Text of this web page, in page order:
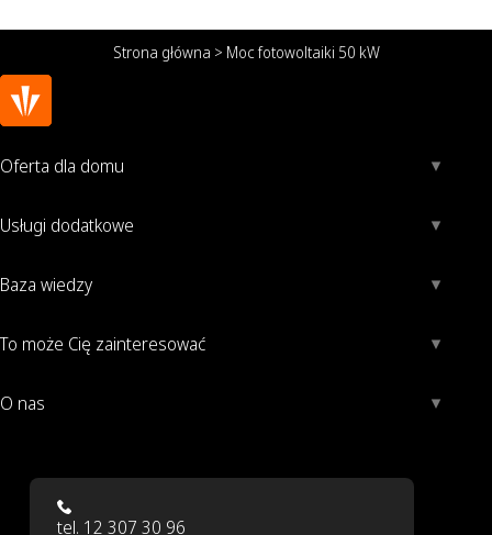
Strona główna > Moc fotowoltaiki 50 kW
Oferta dla domu
Usługi dodatkowe
Baza wiedzy
To może Cię zainteresować
O nas
tel. 12 307 30 96